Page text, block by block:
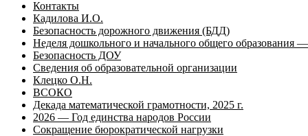
Контакты
Кадилова И.О.
Безопасность дорожного движения (БДД)
Неделя дошкольного и начального общего образования —
Безопасность ДОУ
Сведения об образовательной организации
Клецко О.Н.
ВСОКО
Декада математической грамотности, 2025 г.
2026 — Год единства народов России
Сокращение бюрократической нагрузки